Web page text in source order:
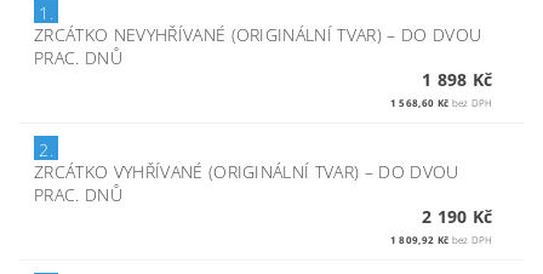
1.
ZRCÁTKO NEVYHŘÍVANÉ (ORIGINÁLNÍ TVAR)– DO DVOU
PRAC. DNŮ
1 898 Kč
1 568,60 Kč bez DPH
2.
ZRCÁTKO VYHŘÍVANÉ (ORIGINÁLNÍ TVAR) – DO DVOU
PRAC. DNŮ
2 190 Kč
1 809,92 Kč bez DPH